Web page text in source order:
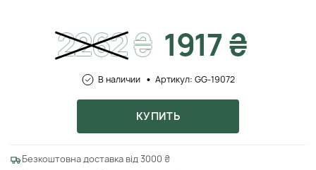
2262₴ 1917 ₴
В наличии Артикул: GG-19072
КУПИТЬ
Безкоштовна доставка від 3000 ₴